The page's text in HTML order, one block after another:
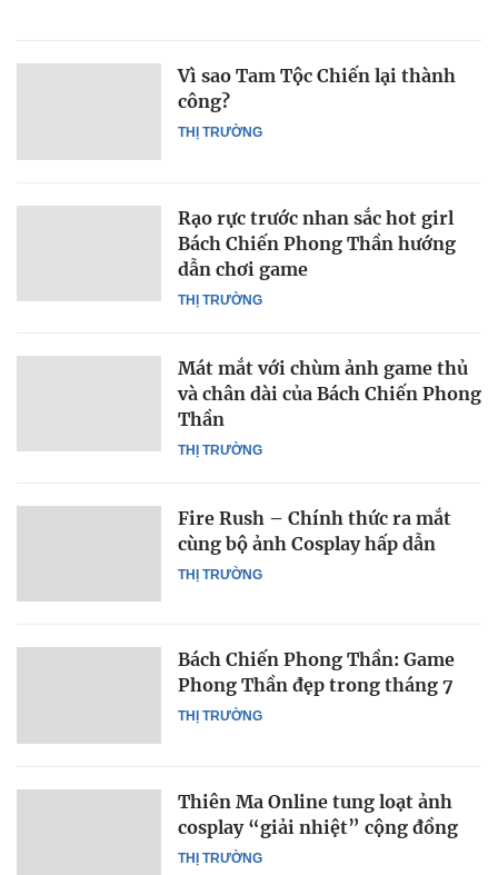
THỊ TRƯỜNG
Vì sao Tam Tộc Chiến lại thành
công?
THỊ TRƯỜNG
Rạo rực trước nhan sắc hot girl
Bách Chiến Phong Thần hướng
dẫn chơi game
THỊ TRƯỜNG
Mát mắt với chùm ảnh game thủ
và chân dài của Bách Chiến Phong
Thần
THỊ TRƯỜNG
Fire Rush – Chính thức ra mắt
cùng bộ ảnh Cosplay hấp dẫn
THỊ TRƯỜNG
Bách Chiến Phong Thần: Game
Phong Thần đẹp trong tháng 7
THỊ TRƯỜNG
Thiên Ma Online tung loạt ảnh
cosplay “giải nhiệt” cộng đồng